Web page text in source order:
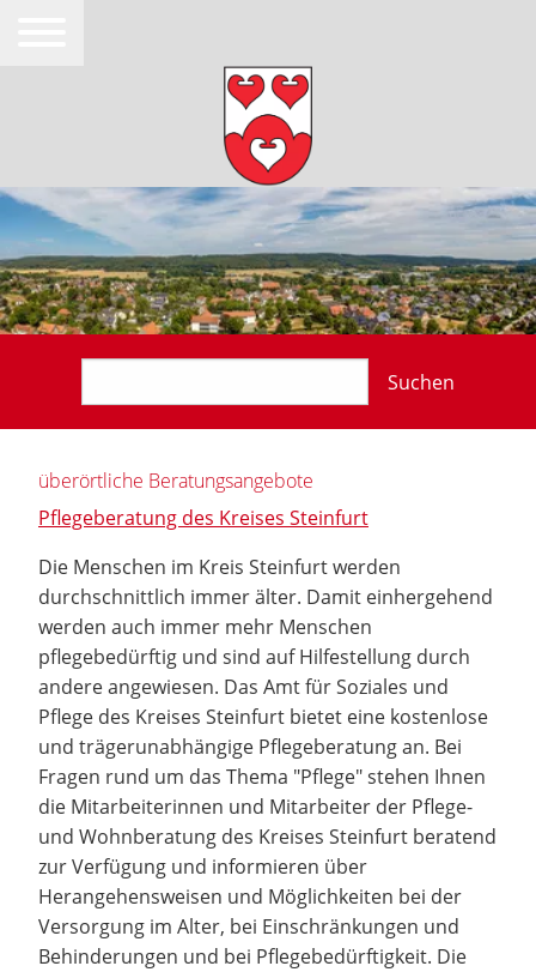
Suchen
überörtliche Beratungsangebote
Pflegeberatung des Kreises Steinfurt
Die Menschen im Kreis Steinfurt werden
durchschnittlich immer älter. Damit einhergehend
werden auch immer mehr Menschen
pflegebedürftig und sind auf Hilfestellung durch
andere angewiesen. Das Amt für Soziales und
Pflege des Kreises Steinfurt bietet eine kostenlose
und trägerunabhängige Pflegeberatung an. Bei
Fragen rund um das Thema "Pflege" stehen Ihnen
die Mitarbeiterinnen und Mitarbeiter der Pflege-
und Wohnberatung des Kreises Steinfurt beratend
zur Verfügung und informieren über
Herangehensweisen und Möglichkeiten bei der
Versorgung im Alter, bei Einschränkungen und
Behinderungen und bei Pflegebedürftigkeit. Die